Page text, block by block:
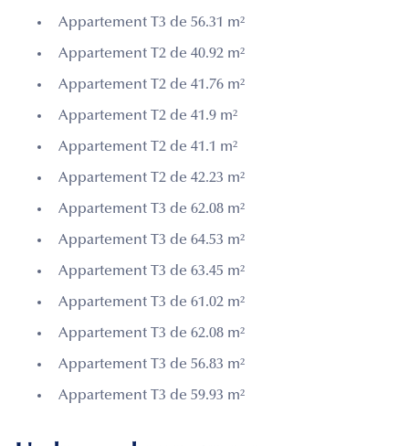
Appartement T3 de 56.31 m²
Appartement T2 de 40.92 m²
Appartement T2 de 41.76 m²
Appartement T2 de 41.9 m²
Appartement T2 de 41.1 m²
Appartement T2 de 42.23 m²
Appartement T3 de 62.08 m²
Appartement T3 de 64.53 m²
Appartement T3 de 63.45 m²
Appartement T3 de 61.02 m²
Appartement T3 de 62.08 m²
Appartement T3 de 56.83 m²
Appartement T3 de 59.93 m²